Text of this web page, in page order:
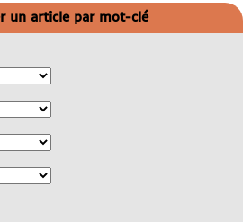
un article par mot-clé